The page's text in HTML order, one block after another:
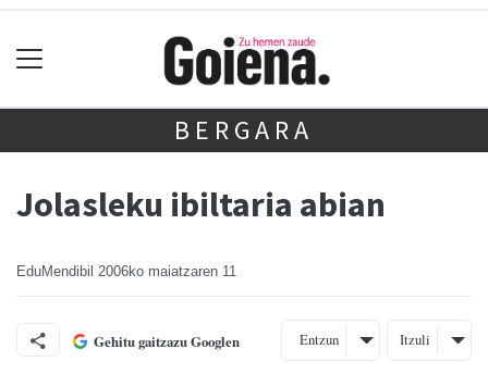
BERGARA
Jolasleku ibiltaria abian
EduMendibil 2006ko maiatzaren 11
Gehitu gaitzazu Googlen Entzun Itzuli